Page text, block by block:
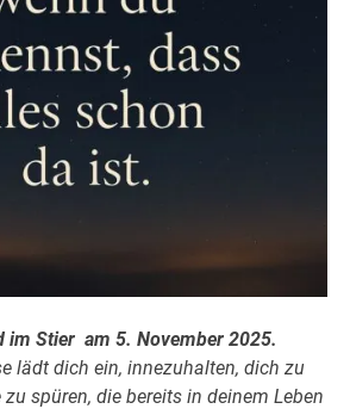
im Stier am 5. November 2025.
lädt dich ein, innezuhalten, dich zu
spüren, die bereits in deinem Leben